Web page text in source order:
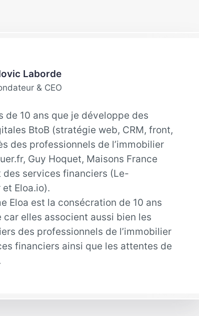
Laborde
& CEO
de 10 ans que je développe des
BtoB (stratégie web, CRM, front,
des professionnels de l’immobilier
Guy Hoquet, Maisons France
des services financiers (Le-
Eloa.io).
Eloa est la consécration de 10 ans
car elles associent aussi bien les
des professionnels de l’immobilier
financiers ainsi que les attentes de